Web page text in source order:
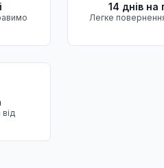
14 днів на
Легке